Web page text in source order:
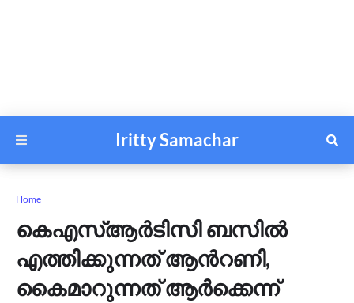
Iritty Samachar
Home
കെഎസ്ആർടിസി ബസിൽ
എത്തിക്കുന്നത് ആന്‍റണി,
കൈമാറുന്നത് ആർക്കെന്ന്